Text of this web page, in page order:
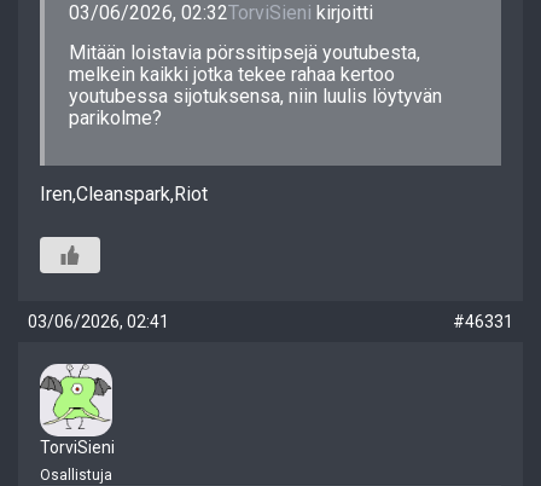
03/06/2026, 02:32TorviSieni kirjoitti
Mitään loistavia pörssitipsejä youtubesta,
melkein kaikki jotka tekee rahaa kertoo
youtubessa sijotuksensa, niin luulis löytyvän
parikolme?
Iren,Cleanspark,Riot
03/06/2026, 02:41 #46331
TorviSieni
Osallistuja